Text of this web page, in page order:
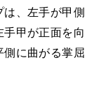
、左手が甲側
甲が正面を向
側に曲がる掌屈